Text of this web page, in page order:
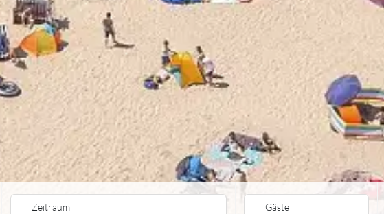
Zeitraum Gäste